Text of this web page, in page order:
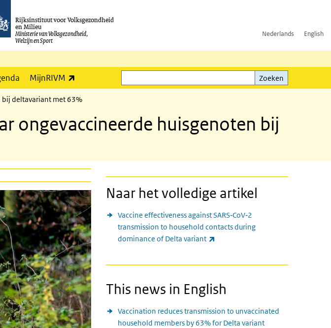
Rijksinstituut voor Volksgezondheid
en Milieu
Ministerie van Volksgezondheid,
Welzijn en Sport
Nederlands English
MijnRIVM
Zoeken
Zoeken
bij deltavariant met 63%
ongevaccineerde huisgenoten bij
Naar het volledige artikel
Vaccine effectiveness against SARS‐CoV‐2
transmission to household contacts during
dominance of Delta variant
This news in English
Vaccination reduces transmission to unvaccinated
household members by 63% for Delta variant